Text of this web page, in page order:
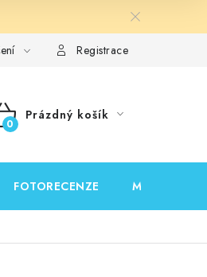
Ověřování recenzíRegistrace
Prázdný košík
FOTORECENZE MOJE